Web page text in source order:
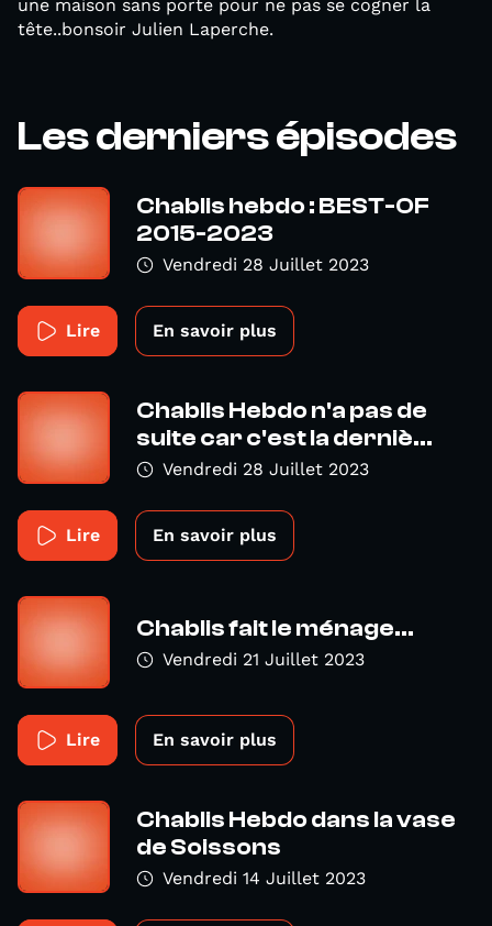
une maison sans porte pour ne pas se cogner la
tête..bonsoir Julien Laperche.
Les derniers épisodes
Chablis hebdo : BEST-OF
2015-2023
Vendredi 28 Juillet 2023
Lire En savoir plus
Chablis Hebdo n'a pas de
suite car c'est la derniè...
Vendredi 28 Juillet 2023
Lire En savoir plus
Chablis fait le ménage...
Vendredi 21 Juillet 2023
Lire En savoir plus
Chablis Hebdo dans la vase
de Soissons
Vendredi 14 Juillet 2023